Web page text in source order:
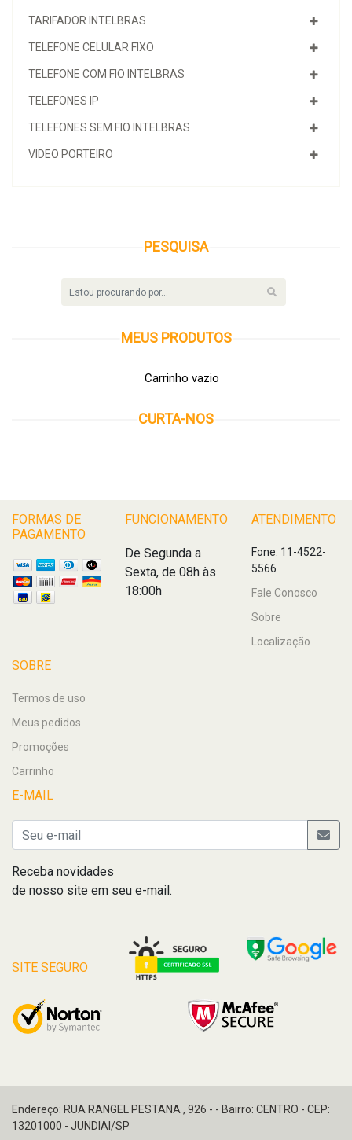
TARIFADOR INTELBRAS
TELEFONE CELULAR FIXO
TELEFONE COM FIO INTELBRAS
TELEFONES IP
TELEFONES SEM FIO INTELBRAS
VIDEO PORTEIRO
PESQUISA
MEUS PRODUTOS
Carrinho vazio
CURTA-NOS
FORMAS DE
PAGAMENTO
FUNCIONAMENTO
De Segunda a
Sexta, de 08h às
18:00h
ATENDIMENTO
Fone: 11-4522-
5566
Fale Conosco
Sobre
Localização
SOBRE
Termos de uso
Meus pedidos
Promoções
Carrinho
E-MAIL
Receba novidades
de nosso site em seu e-mail.
SITE SEGURO
Endereço: RUA RANGEL PESTANA , 926 - - Bairro: CENTRO - CEP:
13201000 - JUNDIAI/SP